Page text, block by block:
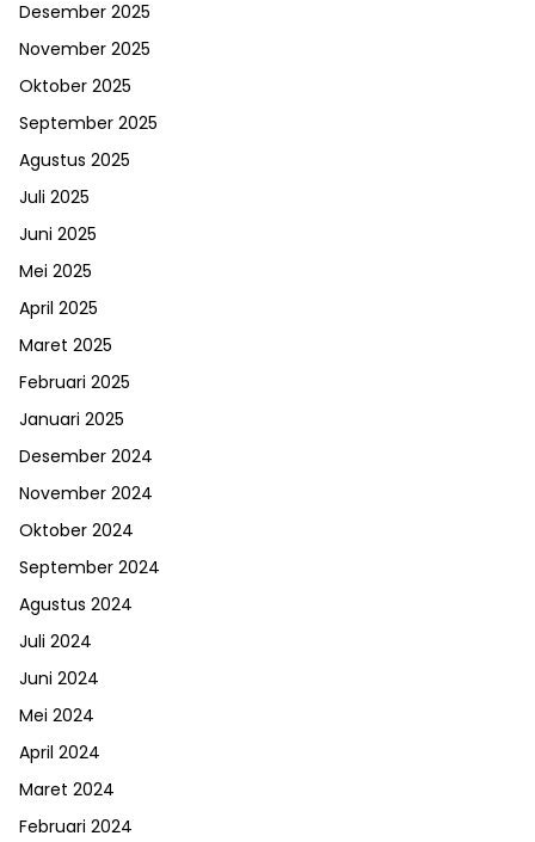
Desember 2025
November 2025
Oktober 2025
September 2025
Agustus 2025
Juli 2025
Juni 2025
Mei 2025
April 2025
Maret 2025
Februari 2025
Januari 2025
Desember 2024
November 2024
Oktober 2024
September 2024
Agustus 2024
Juli 2024
Juni 2024
Mei 2024
April 2024
Maret 2024
Februari 2024